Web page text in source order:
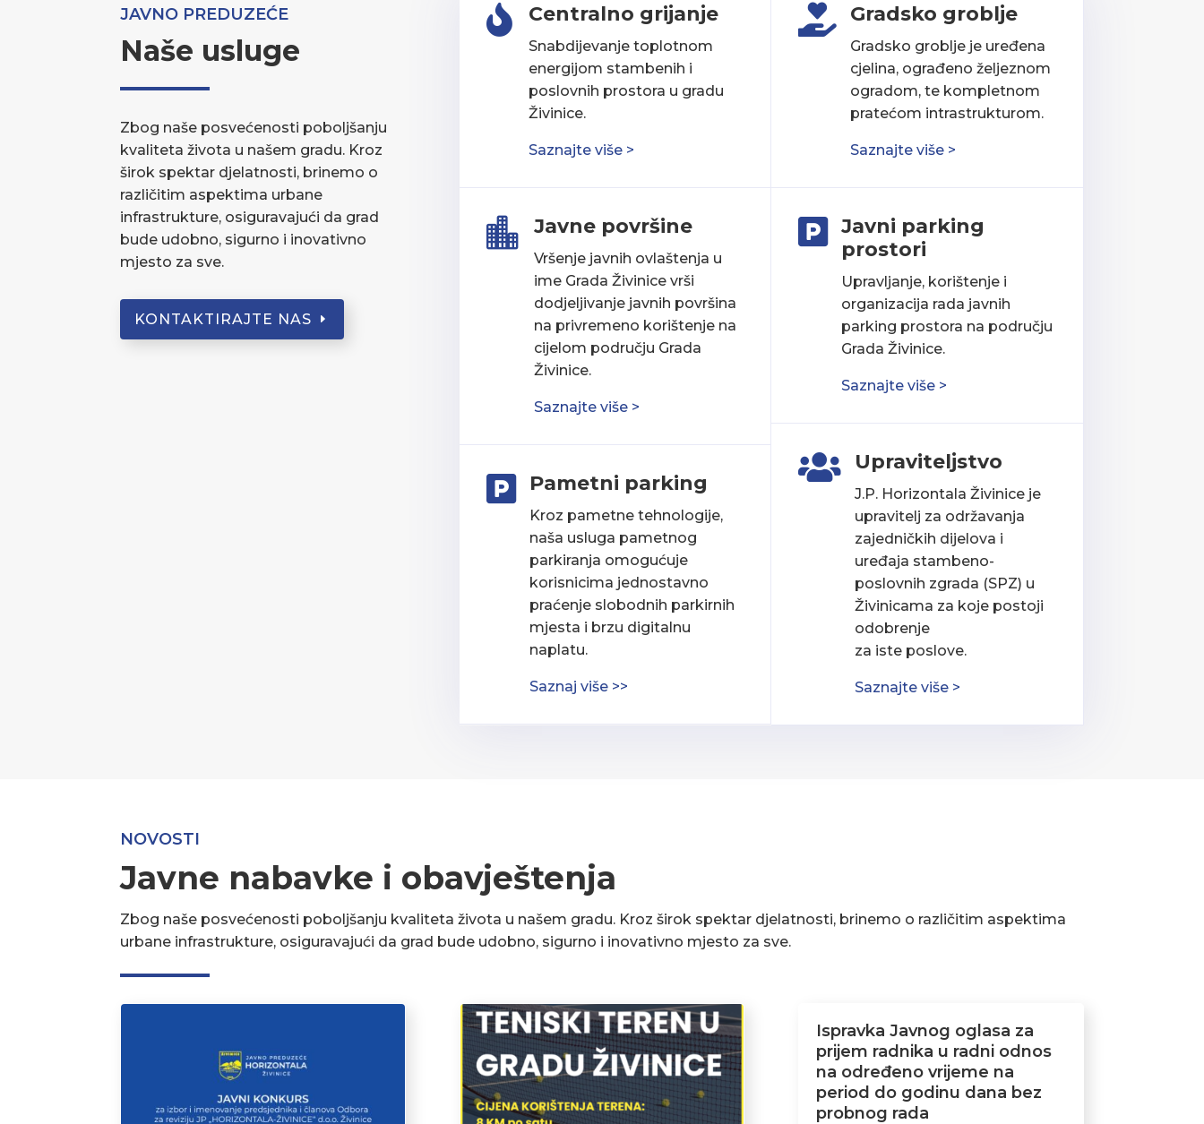
JAVNO PREDUZEĆE
Naše usluge
Zbog naše posvećenosti poboljšanju
kvaliteta života u našem gradu. Kroz
širok spektar djelatnosti, brinemo o
različitim aspektima urbane
infrastrukture, osiguravajući da grad
bude udobno, sigurno i inovativno
mjesto za sve.
KONTAKTIRAJTE NAS
 Centralno grijanje
Snabdijevanje toplotnom
energijom stambenih i
poslovnih prostora u gradu
Živinice.
Saznajte više >
 Javne površine
Vršenje javnih ovlaštenja u
ime Grada Živinice vrši
dodjeljivanje javnih površina
na privremeno korištenje na
cijelom području Grada
Živinice.
Saznajte više >
 Pametni parking
Kroz pametne tehnologije,
naša usluga pametnog
parkiranja omogućuje
korisnicima jednostavno
praćenje slobodnih parkirnih
mjesta i brzu digitalnu
naplatu.
Saznaj više >>
 Gradsko groblje
Gradsko groblje je uređena
cjelina, ograđeno željeznom
ogradom, te kompletnom
pratećom intrastrukturom.
Saznajte više >

Javni parking
prostori
Upravljanje, korištenje i
organizacija rada javnih
parking prostora na području
Grada Živinice.
Saznajte više >
 Upraviteljstvo
J.P. Horizontala Živinice je
upravitelj za održavanja
zajedničkih dijelova i
uređaja stambeno-
poslovnih zgrada (SPZ) u
Živinicama za koje postoji
odobrenje
za iste poslove.
Saznajte više >
NOVOSTI
Javne nabavke i obavještenja
Zbog naše posvećenosti poboljšanju kvaliteta života u našem gradu. Kroz širok spektar djelatnosti, brinemo o različitim aspektima
urbane infrastrukture, osiguravajući da grad bude udobno, sigurno i inovativno mjesto za sve.
Ispravka Javnog oglasa za
prijem radnika u radni odnos
na određeno vrijeme na
period do godinu dana bez
probnog rada